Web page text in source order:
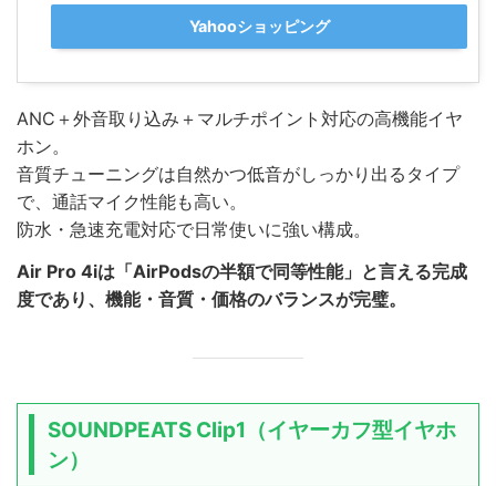
Yahooショッピング
ANC＋外音取り込み＋マルチポイント対応の高機能イヤ
ホン。
音質チューニングは自然かつ低音がしっかり出るタイプ
で、通話マイク性能も高い。
防水・急速充電対応で日常使いに強い構成。
Air Pro 4iは「AirPodsの半額で同等性能」と言える完成
度であり、機能・音質・価格のバランスが完璧。
SOUNDPEATS Clip1（イヤーカフ型イヤホ
ン）